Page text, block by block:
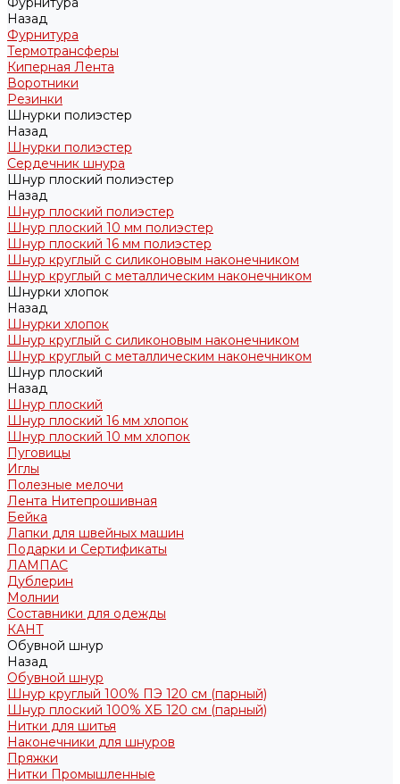
Назад
Фурнитура
Термотрансферы
Киперная Лента
Воротники
Резинки
Шнурки полиэстер
Назад
Шнурки полиэстер
Сердечник шнура
Шнур плоский полиэстер
Назад
Шнур плоский полиэстер
Шнур плоский 10 мм полиэстер
Шнур плоский 16 мм полиэстер
Шнур круглый с силиконовым наконечником
Шнур круглый с металлическим наконечником
Шнурки хлопок
Назад
Шнурки хлопок
Шнур круглый с силиконовым наконечником
Шнур круглый с металлическим наконечником
Шнур плоский
Назад
Шнур плоский
Шнур плоский 16 мм хлопок
Шнур плоский 10 мм хлопок
Пуговицы
Иглы
Полезные мелочи
Лента Нитепрошивная
Бейка
Лапки для швейных машин
Подарки и Сертификаты
ЛАМПАС
Дублерин
Молнии
Составники для одежды
КАНТ
Обувной шнур
Назад
Обувной шнур
Шнур круглый 100% ПЭ 120 см (парный)
Шнур плоский 100% ХБ 120 см (парный)
Нитки для шитья
Наконечники для шнуров
Пряжки
Нитки Промышленные